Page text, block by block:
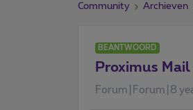
Community Archieven
BEANTWOORD
Proximus
Forum|Forum|8